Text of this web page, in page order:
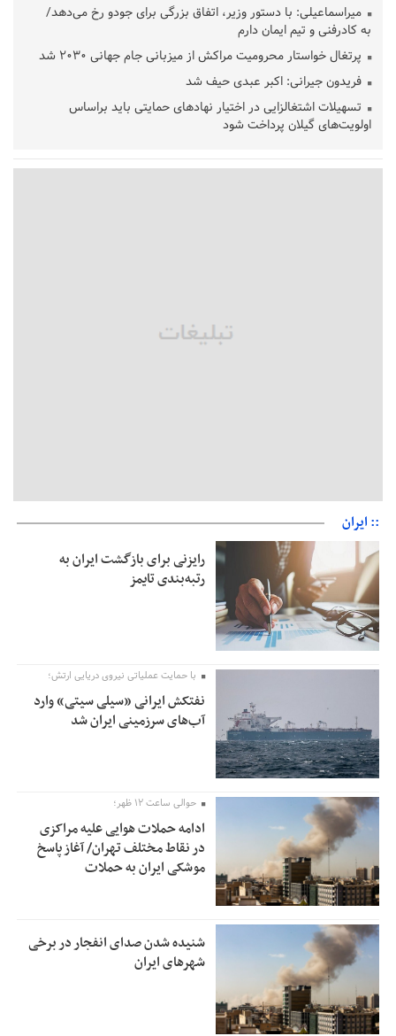
میراسماعیلی: با دستور وزیر، اتفاق بزرگی برای جودو رخ می‌دهد/
به کادرفنی و تیم ایمان دارم
پرتغال خواستار محرومیت مراکش از میزبانی جام جهانی ۲۰۳۰ شد
فریدون جیرانی: اکبر عبدی حیف شد
تسهیلات اشتغالزایی در اختیار نهادهای حمایتی باید براساس
اولویت‌های گیلان پرداخت شود
قلعه‌نویی مشخص شد
:: ایران
رایزنی برای بازگشت ایران به
رتبه‌بندی تایمز
با حمایت عملیاتی نیروی دریایی ارتش؛
نفتکش ایرانی «سیلی سیتی» وارد
آب‌های سرزمینی ایران شد
حوالی ساعت ۱۲ ظهر؛
ادامه حملات هوایی علیه مراکزی
در نقاط مختلف تهران/ آغاز پاسخ
موشکی ایران به حملات
شنیده شدن صدای انفجار در برخی
شهرهای ایران